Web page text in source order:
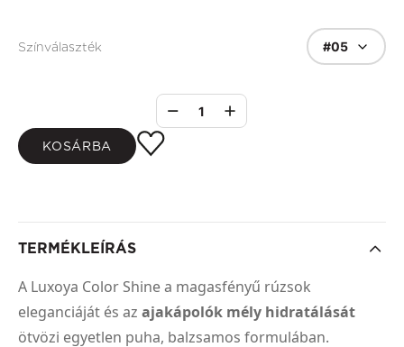
Színválaszték #05
1
KOSÁRBA
TERMÉKLEÍRÁS
A Luxoya Color Shine a magasfényű rúzsok
eleganciáját és az ajakápolók mély hidratálását
ötvözi egyetlen puha, balzsamos formulában.